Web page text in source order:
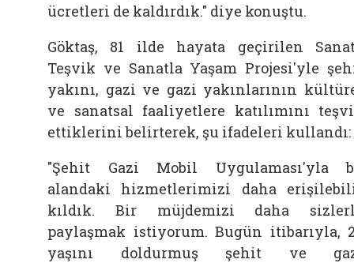
ücretleri de kaldırdık." diye konuştu.
Göktaş, 81 ilde hayata geçirilen
Teşvik ve Sanatla Yaşam Projesi'yle
yakını, gazi ve gazi yakınlarının
ve sanatsal faaliyetlere katılımını
ettiklerini belirterek, şu ifadeleri kullandı:
"Şehit Gazi Mobil Uygulaması'yla
alandaki hizmetlerimizi daha
kıldık. Bir müjdemizi daha
paylaşmak istiyorum. Bugün itibarıyla,
yaşını doldurmuş şehit ve